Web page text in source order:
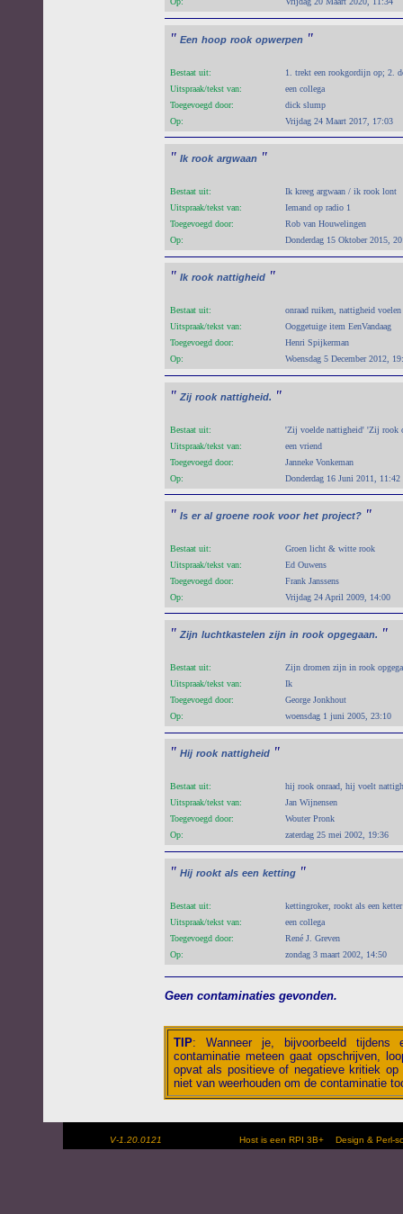
" Een hoop rook opwerpen "
Bestaat uit:
1. trekt een rookgordijn op; 2.
Uitspraak/tekst van:
een collega
Toegevoegd door:
dick slump
Op:
Vrijdag 24 Maart 2017, 17:03
" Ik rook argwaan "
Bestaat uit:
Ik kreeg argwaan / ik rook lont
Uitspraak/tekst van:
Iemand op radio 1
Toegevoegd door:
Rob van Houwelingen
Op:
Donderdag 15 Oktober 2015,
" Ik rook nattigheid "
Bestaat uit:
onraad ruiken, nattigheid voelen
Uitspraak/tekst van:
Ooggetuige item EenVandaag
Toegevoegd door:
Henri Spijkerman
Op:
Woensdag 5 December 2012,
" Zij rook nattigheid. "
Bestaat uit:
'Zij voelde nattigheid' 'Zij rook
Uitspraak/tekst van:
een vriend
Toegevoegd door:
Janneke Vonkeman
Op:
Donderdag 16 Juni 2011, 11:42
" Is er al groene rook voor het project? "
Bestaat uit:
Groen licht & witte rook
Uitspraak/tekst van:
Ed Ouwens
Toegevoegd door:
Frank Janssens
Op:
Vrijdag 24 April 2009, 14:00
" Zijn luchtkastelen zijn in rook opgegaan. "
Bestaat uit:
Zijn dromen zijn in rook
Uitspraak/tekst van:
Ik
Toegevoegd door:
George Jonkhout
Op:
woensdag 1 juni 2005, 23:10
" Hij rook nattigheid "
Bestaat uit:
hij rook onraad, hij voelt
Uitspraak/tekst van:
Jan Wijnensen
Toegevoegd door:
Wouter Pronk
Op:
zaterdag 25 mei 2002, 19:36
" Hij rookt als een ketting "
Bestaat uit:
kettingroker, rookt als een ketter
Uitspraak/tekst van:
een collega
Toegevoegd door:
René J. Greven
Op:
zondag 3 maart 2002, 14:50
Geen contaminaties gevonden.
TIP: Wanneer je, bijvoorbeeld tijdens
contaminatie meteen gaat opschrijven,
opvat als positieve of negatieve kritiek
niet van weerhouden om de contaminatie
V-1.20.0121 Host is een RPI 3B+ Design &